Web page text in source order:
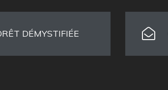
DÉMYSTIFIÉE